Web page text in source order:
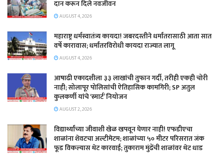
दान करून दिले नवजीवन
AUGUST 4, 2026
महाराष्ट्र धर्मस्वातंत्र्य कायदा! जबरदस्तीने धर्मांतरासाठी आता सात
वर्षे कारावास; धर्मांतरविरोधी कायदा राज्यात लागू
AUGUST 4, 2026
आषाढी एकादशीला ३३ लाखांची तुफान गर्दी, तरीही एकही चोरी
नाही; सोलापूर पोलिसांची ऐतिहासिक कामगिरी; SP अतुल
कुलकर्णी यांचे ‘स्मार्ट’ नियोजन
AUGUST 2, 2026
विद्यार्थ्यांच्या जीवाशी खेळ खपवून घेणार नाही! एफडीएचा
शाळांना शेवटचा अल्टीमेटम; शाळांच्या ५० मीटर परिसरात जंक
फूड विकल्यास थेट कारवाई; तुकाराम मुंढेंची शाळांवर थेट धाड